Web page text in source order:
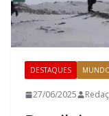
DESTAQUES
27/06/2025